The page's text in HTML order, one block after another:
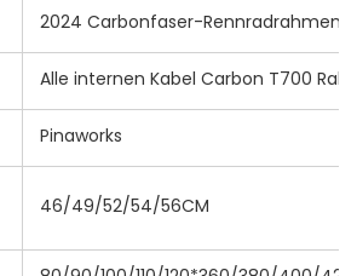
2024 Carbonfaser-Rennradrahmen
Alle internen Kabel Carbon T700
Pinaworks
46/49/52/54/56CM